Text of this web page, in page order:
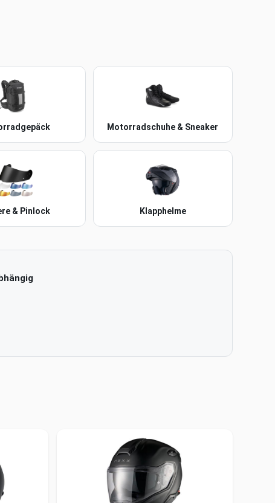
Motorradschuhe & Sneaker
& Pinlock Klapphelme